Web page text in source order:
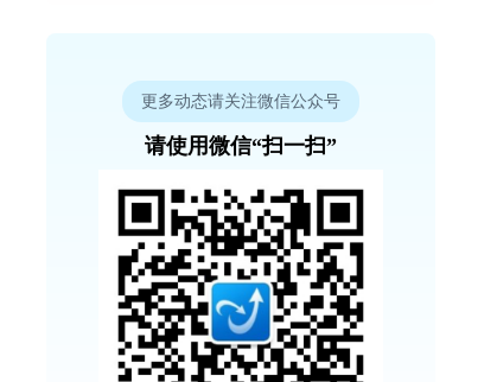
更多动态请关注微信公众号
请使用微信“扫一扫”